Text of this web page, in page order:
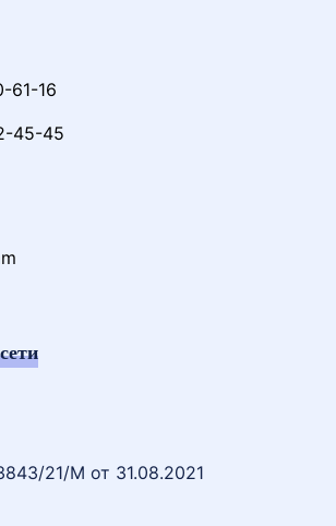
61-16
45-45
21/М от 31.08.2021